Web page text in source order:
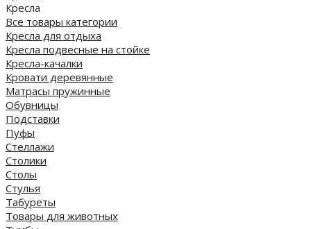
Кресла
Все товары категории
Кресла для отдыха
Кресла подвесные на стойке
Кресла-качалки
Кровати деревянные
Матрасы пружинные
Обувницы
Подставки
Пуфы
Стеллажи
Столики
Столы
Стулья
Табуреты
Товары для животных